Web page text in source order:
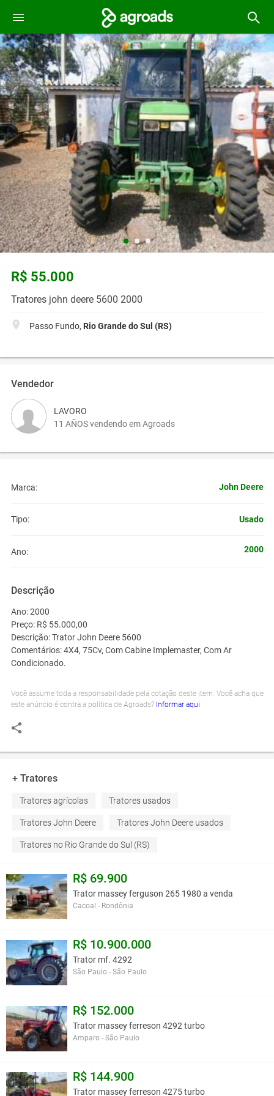
R$ 55.000
Tratores john deere 5600 2000
Passo Fundo, Rio Grande do Sul (RS)
Vendedor
LAVORO
11 AÑOS vendendo em Agroads
Marca: John Deere
Tipo: Usado
Ano: 2000
Descrição
Ano:2000
Preço: R$ 55.000,00
Descrição:Trator John Deere 5600
Comentários:4X4, 75Cv, Com Cabine Implemaster, Com Ar
Condicionado.
Você assume toda a responsabilidade pela cotação deste item. Você acha que
este anúncio é contra a política de Agroads? Informar aqui
+ Tratores
Tratores agrícolas Tratores usados
Tratores John Deere Tratores John Deere usados
Tratores no Rio Grande do Sul (RS)
R$ 69.900
Trator massey ferguson 265 1980 a venda
Cacoal - Rondônia
R$ 10.900.000
Trator mf. 4292
São Paulo - São Paulo
R$ 152.000
Trator massey ferreson 4292 turbo
Amparo - São Paulo
R$ 144.900
Trator massey ferreson 4275 turbo